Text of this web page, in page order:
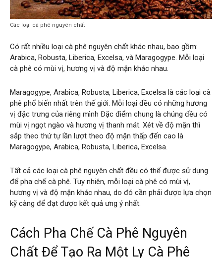
Các loại cà phê nguyên chất
Có rất nhiều loại cà phê nguyên chất khác nhau, bao gồm:
Arabica, Robusta, Liberica, Excelsa, và Maragogype. Mỗi loại
cà phê có mùi vị, hương vị và độ mặn khác nhau.
Maragogype, Arabica, Robusta, Liberica, Excelsa là các loại cà
phê phổ biến nhất trên thế giới. Mỗi loại đều có những hương
vị đặc trưng của riêng mình Đặc điểm chung là chúng đều có
mùi vị ngọt ngào và hương vị thanh mát. Xét về độ mặn thì
sắp theo thứ tự lần lượt theo độ mặn thấp đến cao là
Maragogype, Arabica, Robusta, Liberica, Excelsa.
Tất cả các loại cà phê nguyên chất đều có thể được sử dụng
để pha chế cà phê. Tuy nhiên, mỗi loại cà phê có mùi vị,
hương vị và độ mặn khác nhau, do đó cần phải được lựa chọn
kỹ càng để đạt được kết quả ưng ý nhất.
Cách Pha Chế Cà Phê Nguyên
Chất Để Tạo Ra Một Ly Cà Phê